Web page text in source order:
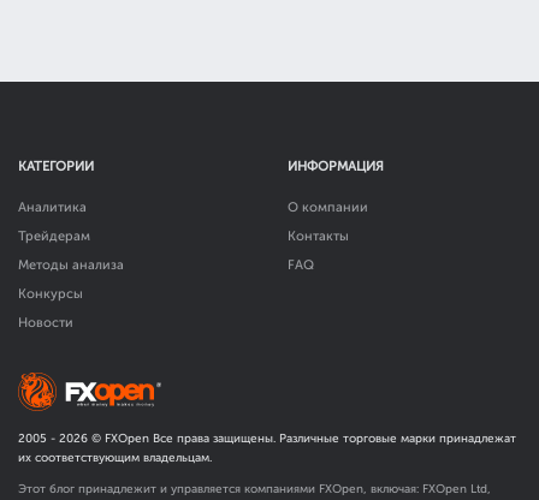
КАТЕГОРИИ
Аналитика
Трейдерам
Методы анализа
Конкурсы
Новости
ИНФОРМАЦИЯ
О компании
Контакты
FAQ
2005 - 2026 © FXOpen Все права защищены. Различные торговые марки принадлежат
их соответствующим владельцам.
Этот блог принадлежит и управляется компаниями FXOpen, включая: FXOpen Ltd,